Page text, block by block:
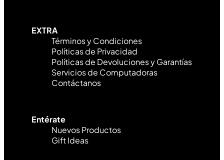
EXTRA
Términos y Condiciones
Políticas de Privacidad
Políticas de Devoluciones y Garantías
Servicios de Computadoras
Contáctanos
Entérate
Nuevos Productos
Gift Ideas